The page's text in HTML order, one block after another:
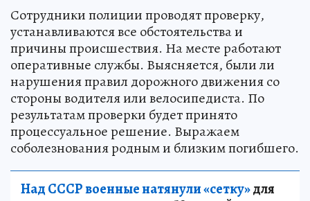
Сотрудники полиции проводят проверку,
устанавливаются все обстоятельства и
причины происшествия. На месте работают
оперативные службы. Выясняется, были ли
нарушения правил дорожного движения со
стороны водителя или велосипедиста. По
результатам проверки будет принято
процессуальное решение. Выражаем
соболезнования родным и близким погибшего.
Над СССР военные натянули «сетку»для